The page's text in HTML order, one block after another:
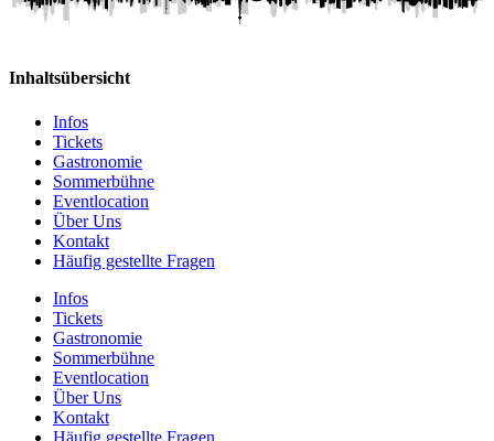
Inhaltsübersicht
Infos
Tickets
Gastronomie
Sommerbühne
Eventlocation
Über Uns
Kontakt
Häufig gestellte Fragen
Infos
Tickets
Gastronomie
Sommerbühne
Eventlocation
Über Uns
Kontakt
Häufig gestellte Fragen